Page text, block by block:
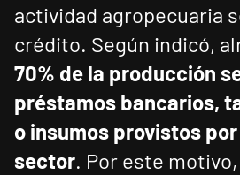
actividad agropecuaria
crédito. Según indicó,
70% de la producción
préstamos bancarios,
o insumos provistos
sector. Por este